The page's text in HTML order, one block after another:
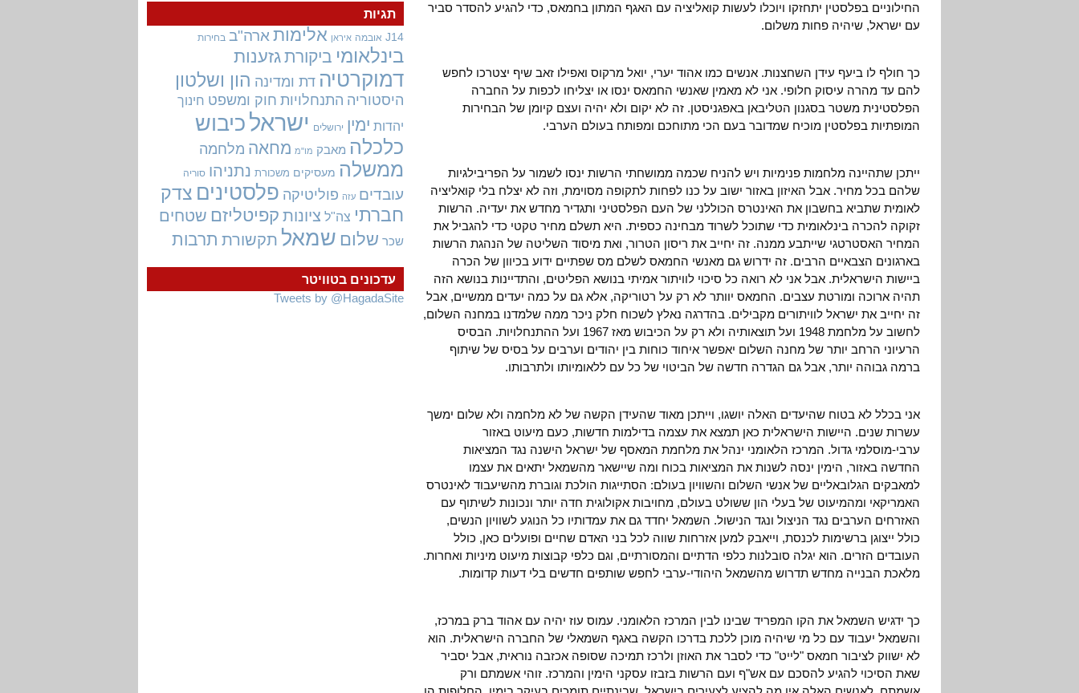
החילוניים בפלסטין יתחזקו ויוכלו לעשות קואליציה עם האגף המתון בחמאס, כדי להגיע להסדר סביר
עם ישראל, שיהיה פחות משלום.
כך חולף לו ביעף עידן השחצנות. אנשים כמו אהוד יערי, יואל מרקוס ואפילו זאב שיף יצטרכו לחפש
להם עד מהרה עיסוק חלופי. אני לא מאמין שאנשי החמאס ינסו או יצליחו לכפות על החברה
הפלסטינית משטר בסגנון הטליבאן באפגניסטן. זה לא יקום ולא יהיה ועצם קיומן של הבחירות
המופתיות בפלסטין מוכיח שמדובר בעם הכי מתוחכם ומפותח בעולם הערבי.
ייתכן שתהיינה מלחמות פנימיות ויש להניח שכמה ממושחתי הרשות ינסו לשמור על הפריבילגיות
שלהם בכל מחיר. אבל האיזון באזור ישוב על כנו לפחות לתקופה מסוימת, וזה לא יצלח בלי קואליציה
לאומית שתביא בחשבון את האינטרס הכוללני של העם הפלסטיני ותגדיר מחדש את יעדיה. הרשות
זקוקה להכרה בינלאומית כדי שתוכל לשרוד מבחינה כספית. היא תשלם מחיר טקטי כדי להגביל את
המחיר האסטרטגי שייתבע ממנה. זה יחייב את ריסון הטרור, ואת מיסוד השליטה של הנהגת הרשות
בארגונים הצבאיים הרבים. זה ידרוש גם מאנשי החמאס לשלם מס שפתיים ידוע בכיוון של הכרה
ביישות הישראלית. אבל אני לא רואה כל סיכוי לוויתור אמיתי בנושא הפליטים, והתדיינות בנושא הזה
תהיה ארוכה ומורטת עצבים. החמאס יוותר לא רק על רטוריקה, אלא גם על כמה יעדים ממשיים, אבל
זה יחייב את ישראל לוויתורים מקבילים. בהדרגה נאלץ לשכוח חלק ניכר ממה שלמדנו במחנה השלום,
לחשוב על מלחמת 1948 ועל תוצאותיה ולא רק על הכיבוש מאז 1967 ועל ההתנחלויות. הבסיס
הרעיוני הרחב יותר של מחנה השלום יאפשר איחוד כוחות בין יהודים וערבים על בסיס של שיתוף
ברמה גבוהה יותר, אבל גם הגדרה חדשה של הביטוי של כל עם ללאומיותו ולתרבותו.
אני בכלל לא בטוח שהיעדים האלה יושגו, וייתכן מאוד שהעידן הקשה של לא מלחמה ולא שלום ימשך
עשרות שנים. היישות הישראלית כאן תמצא את עצמה בדילמות חדשות, כעם מיעוט באזור
ערבי-מוסלמי גדול. המרכז הלאומני ינהל את מלחמת המאסף של ישראל הישנה נגד המציאות
החדשה באזור, הימין ינסה לשנות את המציאות בכוח ומה שיישאר מהשמאל יתאים את עצמו
למאבקים הגלובאליים של אנשי השלום והשוויון בעולם: הסתייגות הולכת וגוברת מהשיעבוד לאינטרס
האמריקאי ומהמיעוט של בעלי הון ששולט בעולם, מחויבות אקולוגית חדה יותר ונכונות לשיתוף עם
האזרחים הערבים נגד הניצול ונגד הנישול. השמאל יחדד גם את עמדותיו כל הנוגע לשוויון הנשים,
כולל ייצוגן ברשימות לכנסת, וייאבק למען אזרחות שווה לכל בני האדם שחיים ופועלים כאן, כולל
העובדים הזרים. הוא יגלה סובלנות כלפי הדתיים והמסורתיים, וגם כלפי קבוצות מיעוט מיניות ואחרות.
מלאכת הבנייה מחדש תדרוש מהשמאל היהודי-ערבי לחפש שותפים חדשים בלי דעות קדומות.
כך ידגיש השמאל את הקו המפריד שבינו לבין המרכז הלאומני. עמוס עוז יהיה עם אהוד ברק במרכז,
והשמאל יעבוד עם כל מי שיהיה מוכן ללכת בדרכו הקשה באגף השמאלי של החברה הישראלית. הוא
לא ישווק לציבור חמאס "לייט" כדי לסבר את האוזן ולרכז תמיכה שסופה אכזבה נוראית, אבל יסביר
שאת הסיכוי להגיע להסכם עם אש"ף ועם הרשות בזבזו עסקני הימין והמרכז. זוהי אשמתם ורק
עדכונים בטוויטר
Tweets by @HagadaSite
תגיות
J14 אובמה איראן אלימות ארה"ב בחירות
בינלאומי ביקורתגזענות
דמוקרטיה דת ומדינה הון ושלטון
היסטוריה התנחלויות חוק ומשפט חינוך
יהדות ימין ירושלים ישראל כיבוש
כלכלה מאבק מו"מ מחאה מלחמה
ממשלה מעסיקים משכורת נתניהו סוריה
עובדים עזה פוליטיקה פלסטינים צדק
חברתי צה"ל ציונות קפיטליזם שטחים
שכר שלום שמאל תקשורת תרבות